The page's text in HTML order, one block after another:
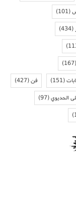
(101)
(434)
(167)
(151) فن(427)
الحديوي(97)